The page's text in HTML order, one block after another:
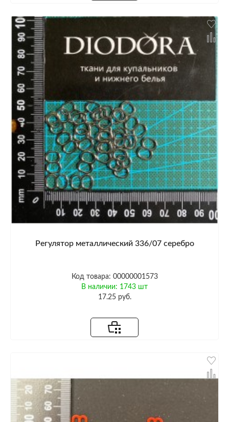
Регулятор металлический 336/07 серебро
Код товара: 00000001573
В наличии: 1743 шт
17.25 руб.